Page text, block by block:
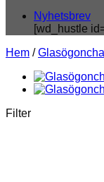
Nyhetsbrev
[wd_hustle
Hem /
Filter